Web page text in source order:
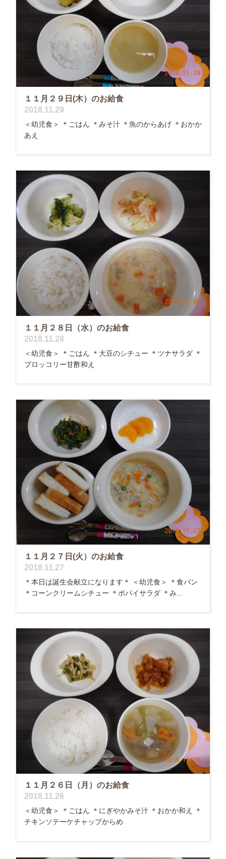
１１月２９日(木）のお給食
2018.11.29
＜幼児食＞ ＊ごはん ＊みそ汁 ＊魚のからあげ ＊おかか
あえ
１１月２８日（水）のお給食
2018.11.28
＜幼児食＞ ＊ごはん ＊大豆のシチュー ＊ツナサラダ ＊
ブロッコリー甘酢和え
１１月２７日(火）のお給食
2018.11.27
＊本日は誕生会献立になります＊ ＜幼児食＞ ＊食パン
＊コーンクリームシチュー ＊ポパイサラダ ＊み...
１１月２６日（月）のお給食
2018.11.26
＜幼児食＞ ＊ごはん ＊にぎやかみそ汁 ＊おかか和え ＊
チキンソテーケチャップからめ